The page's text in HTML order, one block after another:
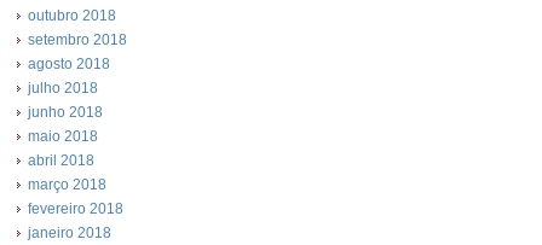
outubro 2018
setembro 2018
agosto 2018
julho 2018
junho 2018
maio 2018
abril 2018
março 2018
fevereiro 2018
janeiro 2018